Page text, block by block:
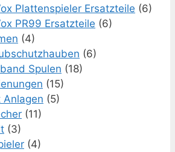
Plattenspieler Ersatzteile (6)
PR99 Ersatzteile (6)
(4)
(6)
Spulen (18)
(15)
Anlagen (5)
(11)
(3)
(4)